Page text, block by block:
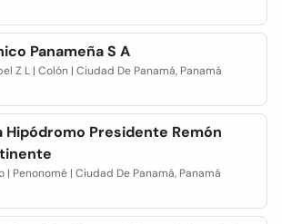
Panameña S A
Z L | Colón | Ciudad De Panamá, Panamá
Hipódromo Presidente Remón
| Penonomé | Ciudad De Panamá, Panamá